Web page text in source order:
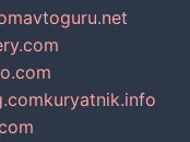
avtoguru.net
kuryatnik.info